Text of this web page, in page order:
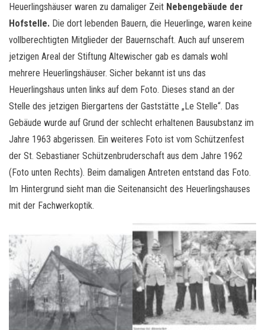
Heuerlingshäuser waren zu damaliger Zeit Nebengebäude der
Hofstelle. Die dort lebenden Bauern, die Heuerlinge, waren keine
vollberechtigten Mitglieder der Bauernschaft. Auch auf unserem
jetzigen Areal der Stiftung Altewischer gab es damals wohl
mehrere Heuerlingshäuser. Sicher bekannt ist uns das
Heuerlingshaus unten links auf dem Foto. Dieses stand an der
Stelle des jetzigen Biergartens der Gaststätte „Le Stelle“. Das
Gebäude wurde auf Grund der schlecht erhaltenen Bausubstanz im
Jahre 1963 abgerissen. Ein weiteres Foto ist vom Schützenfest
der St. Sebastianer Schützenbruderschaft aus dem Jahre 1962
(Foto unten Rechts). Beim damaligen Antreten entstand das Foto.
Im Hintergrund sieht man die Seitenansicht des Heuerlingshauses
mit der Fachwerkoptik.